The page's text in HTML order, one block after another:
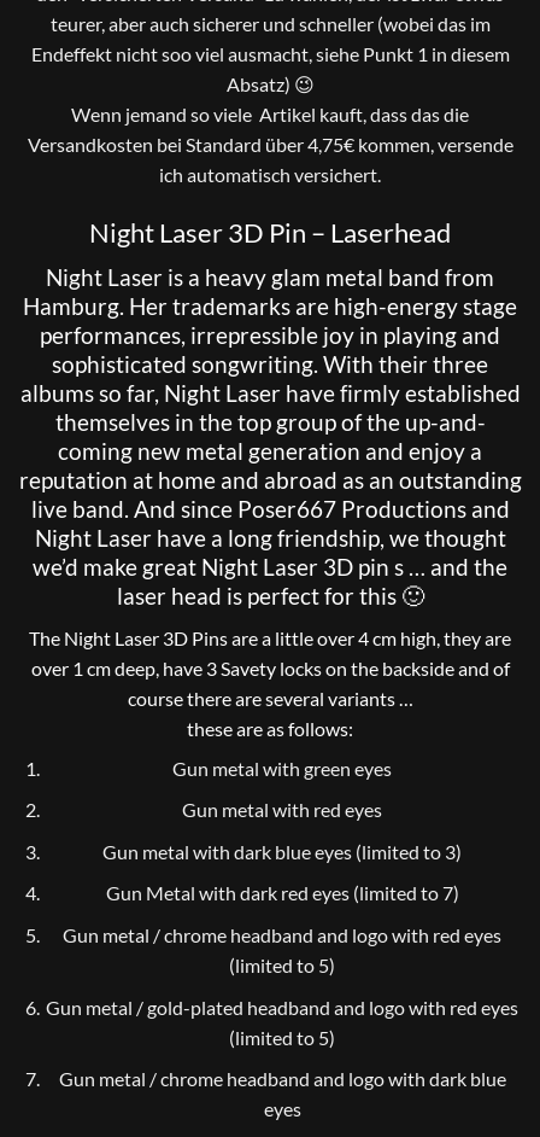
teurer, aber auch sicherer und schneller (wobei das im
Endeffekt nicht soo viel ausmacht, siehe Punkt 1 in diesem
Absatz) 😉
Wenn jemand so viele Artikel kauft, dass das die
Versandkosten bei Standard über 4,75€ kommen, versende
ich automatisch versichert.
Night Laser 3D Pin – Laserhead
Night Laser is a heavy glam metal band from
Hamburg. Her trademarks are high-energy stage
performances, irrepressible joy in playing and
sophisticated songwriting. With their three
albums so far, Night Laser have firmly established
themselves in the top group of the up-and-
coming new metal generation and enjoy a
reputation at home and abroad as an outstanding
live band. And since Poser667 Productions and
Night Laser have a long friendship, we thought
we’d make great Night Laser 3D pin s … and the
laser head is perfect for this 🙂
The Night Laser 3D Pins are a little over 4 cm high, they are
over 1 cm deep, have 3 Savety locks on the backside and of
course there are several variants …
these are as follows:
Gun metal with green eyes
Gun metal with red eyes
Gun metal with dark blue eyes (limited to 3)
Gun Metal with dark red eyes (limited to 7)
Gun metal / chrome headband and logo with red eyes
(limited to 5)
Gun metal / gold-plated headband and logo with red eyes
(limited to 5)
Gun metal / chrome headband and logo with dark blue
eyes